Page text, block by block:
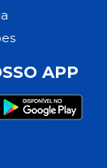
APP